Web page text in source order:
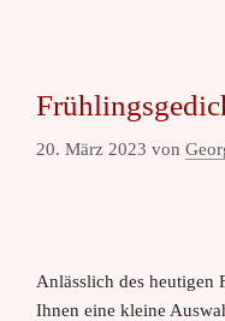
20. März 2023 von
Anlässlich des heutigen
Ihnen eine kleine